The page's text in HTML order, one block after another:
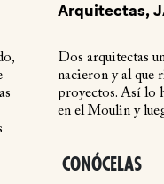
Arquitectas,
Dos arquitectas
nacieron y al que
proyectos. Así lo
en el Moulin y
CONÓCELAS